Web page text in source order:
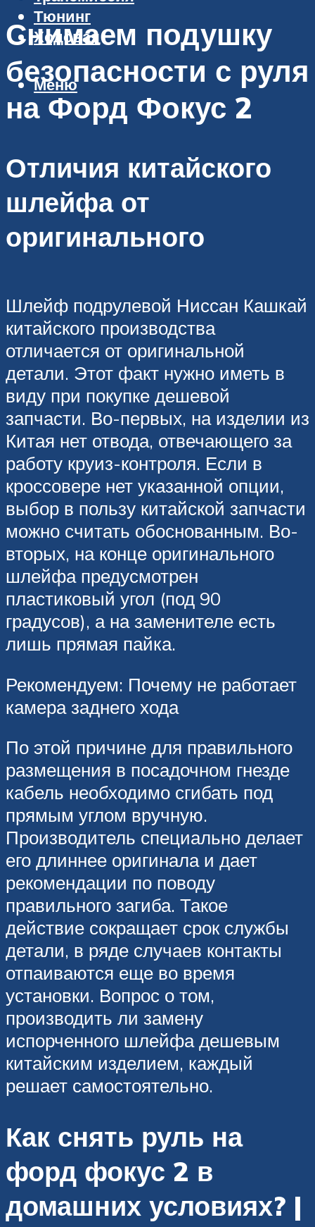
Тюнинг
Ходовая
Меню
Снимаем подушку
безопасности с руля
на Форд Фокус 2
Отличия китайского
шлейфа от
оригинального
Шлейф подрулевой Ниссан Кашкай
китайского производства
отличается от оригинальной
детали. Этот факт нужно иметь в
виду при покупке дешевой
запчасти. Во-первых, на изделии из
Китая нет отвода, отвечающего за
работу круиз-контроля. Если в
кроссовере нет указанной опции,
выбор в пользу китайской запчасти
можно считать обоснованным. Во-
вторых, на конце оригинального
шлейфа предусмотрен
пластиковый угол (под 90
градусов), а на заменителе есть
лишь прямая пайка.
Рекомендуем: Почему не работает
камера заднего хода
По этой причине для правильного
размещения в посадочном гнезде
кабель необходимо сгибать под
прямым углом вручную.
Производитель специально делает
его длиннее оригинала и дает
рекомендации по поводу
правильного загиба. Такое
действие сокращает срок службы
детали, в ряде случаев контакты
отпаиваются еще во время
установки. Вопрос о том,
производить ли замену
испорченного шлейфа дешевым
китайским изделием, каждый
решает самостоятельно.
Как снять руль на
форд фокус 2 в
домашних условиях? |